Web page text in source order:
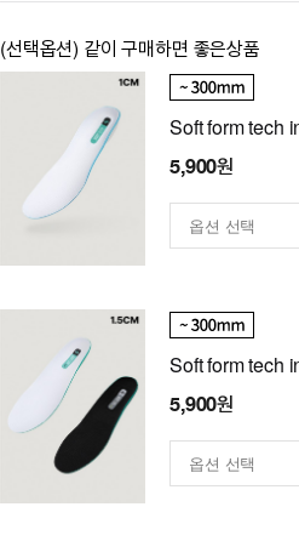
(선택옵션) 같이 구매하면 좋은상품
Soft form tech
5,900원
Soft form tech
5,900원